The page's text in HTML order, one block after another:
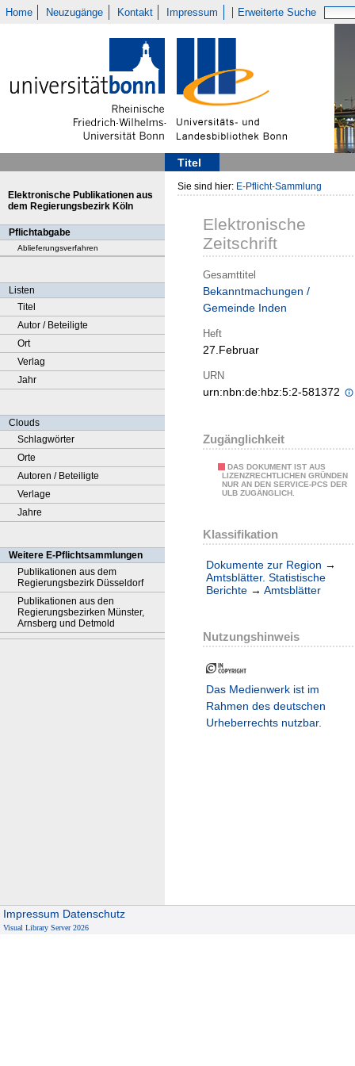
Home Neuzugänge Kontakt Impressum Erweiterte Suche
Titel
Elektronische Publikationen aus
dem Regierungsbezirk Köln
Pflichtabgabe
Ablieferungsverfahren
Listen
Titel
Autor / Beteiligte
Ort
Verlag
Jahr
Clouds
Schlagwörter
Orte
Autoren / Beteiligte
Verlage
Jahre
Weitere E-Pflichtsammlungen
Publikationen aus dem
Regierungsbezirk Düsseldorf
Publikationen aus den
Regierungsbezirken Münster,
Arnsberg und Detmold
Sie sind hier: E-Pflicht-Sammlung
Elektronische
Zeitschrift
Gesamttitel
Bekanntmachungen /
Gemeinde Inden
Heft
27.Februar
URN
urn:nbn:de:hbz:5:2-581372
Zugänglichkeit
DAS DOKUMENT IST AUS
LIZENZRECHTLICHEN GRÜNDEN
NUR AN DEN SERVICE-PCS DER
ULB ZUGÄNGLICH.
Klassifikation
Dokumente zur Region →
Amtsblätter. Statistische
Berichte → Amtsblätter
Nutzungshinweis
Das Medienwerk ist im
Rahmen des deutschen
Urheberrechts nutzbar.
Impressum Datenschutz
Visual Library Server 2026